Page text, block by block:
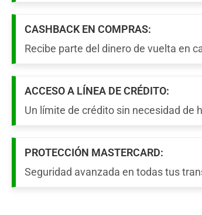
CASHBACK EN COMPRAS:
Recibe parte del dinero de vuelta en
ACCESO A LÍNEA DE CRÉDITO:
Un límite de crédito sin necesidad de
PROTECCIÓN MASTERCARD:
Seguridad avanzada en todas tus